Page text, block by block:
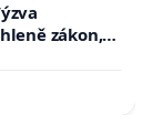
zákon,
opakovat!